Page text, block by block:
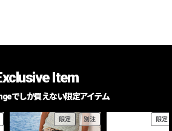
Item
でしか買えない限定アイテム
限定 別注 限定